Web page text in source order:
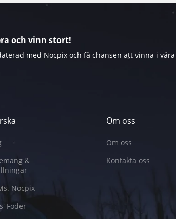
och vinn stort!
med Nocpix och få chansen att vinna i
&
Nocpix
Foder
Om oss
Om oss
Kontakta oss